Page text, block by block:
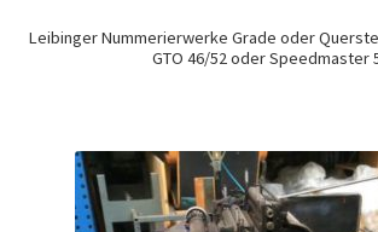
Leibinger Nummerierwerke Grade oder
GTO 46/52 oder Speedmaster